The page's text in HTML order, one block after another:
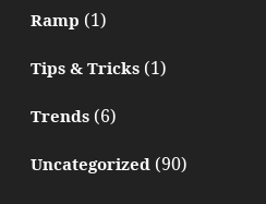
Ramp (1)
Tips & Tricks(1)
Trends(6)
Uncategorized(90)